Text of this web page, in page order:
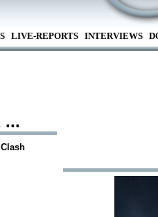
LIVE-REPORTS INTERVIEWS
...